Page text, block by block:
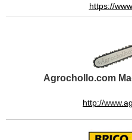
https://
Agrochollo.com
http://